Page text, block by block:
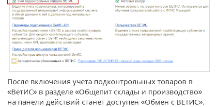
После включения учета подконтрольных товаров в
«ВетИС» в разделе «Общепит склады и производство»
на панели действий станет доступен «Обмен с ВЕТИС».